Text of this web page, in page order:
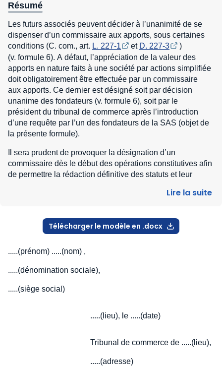
Résumé
Les futurs associés peuvent décider à l’unanimité de se
dispenser d’un commissaire aux apports, sous certaines
conditions (C. com., art. L. 227-1 et D. 227-3
)
(v. formule 6). A défaut, l’appréciation de la valeur des
apports en nature faits à une société par actions simplifiée
doit obligatoirement être effectuée par un commissaire
aux apports. Ce dernier est désigné soit par décision
unanime des fondateurs (v. formule 6), soit par le
président du tribunal de commerce après l’introduction
d’une requête par l’un des fondateurs de la SAS (objet de
la présente formule).
Il sera prudent de provoquer la désignation d’un
commissaire dès le début des opérations constitutives afin
de permettre la rédaction définitive des statuts et leur
Dans les statuts, en effet, doit figurer l’évaluation des
apports annexé (v. l’étude Apports) .
Lire la suite
Télécharger le modèle en .docx
.....(prénom) .....(nom) ,
.....(dénomination sociale),
.....(siège social)
.....(lieu), le .....(date)
Tribunal de commerce de .....(lieu),
.....(adresse)